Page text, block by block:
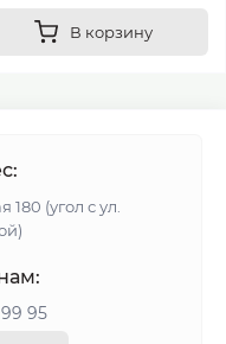
В корзину
180 (угол с ул.
95